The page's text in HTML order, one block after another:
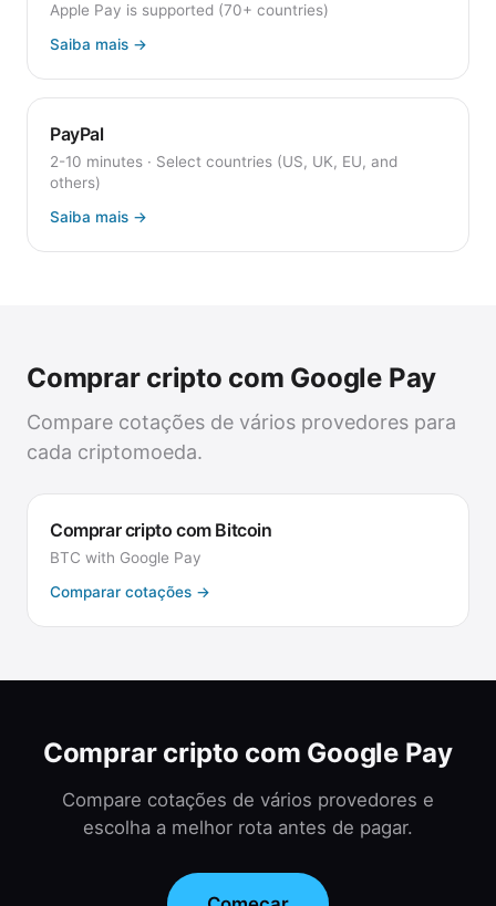
Apple Pay is supported (70+ countries)
Saiba mais →
PayPal
2-10 minutes · Select countries (US, UK, EU, and
others)
Saiba mais →
Comprar cripto com Google Pay
Compare cotações de vários provedores para
cada criptomoeda.
Comprar cripto com Bitcoin
BTC with Google Pay
Comparar cotações →
Comprar cripto com Google Pay
Compare cotações de vários provedores e
escolha a melhor rota antes de pagar.